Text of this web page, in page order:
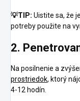
💡TIP: Uistite sa, že
potreby použite na
2.
Na posilnenie a
prostriedok, ktorý
4-12 hodín.